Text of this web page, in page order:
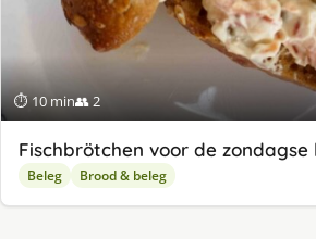
⏱ 10 min👥 2
Fischbrötchen voor de zondagse
Beleg Brood & beleg